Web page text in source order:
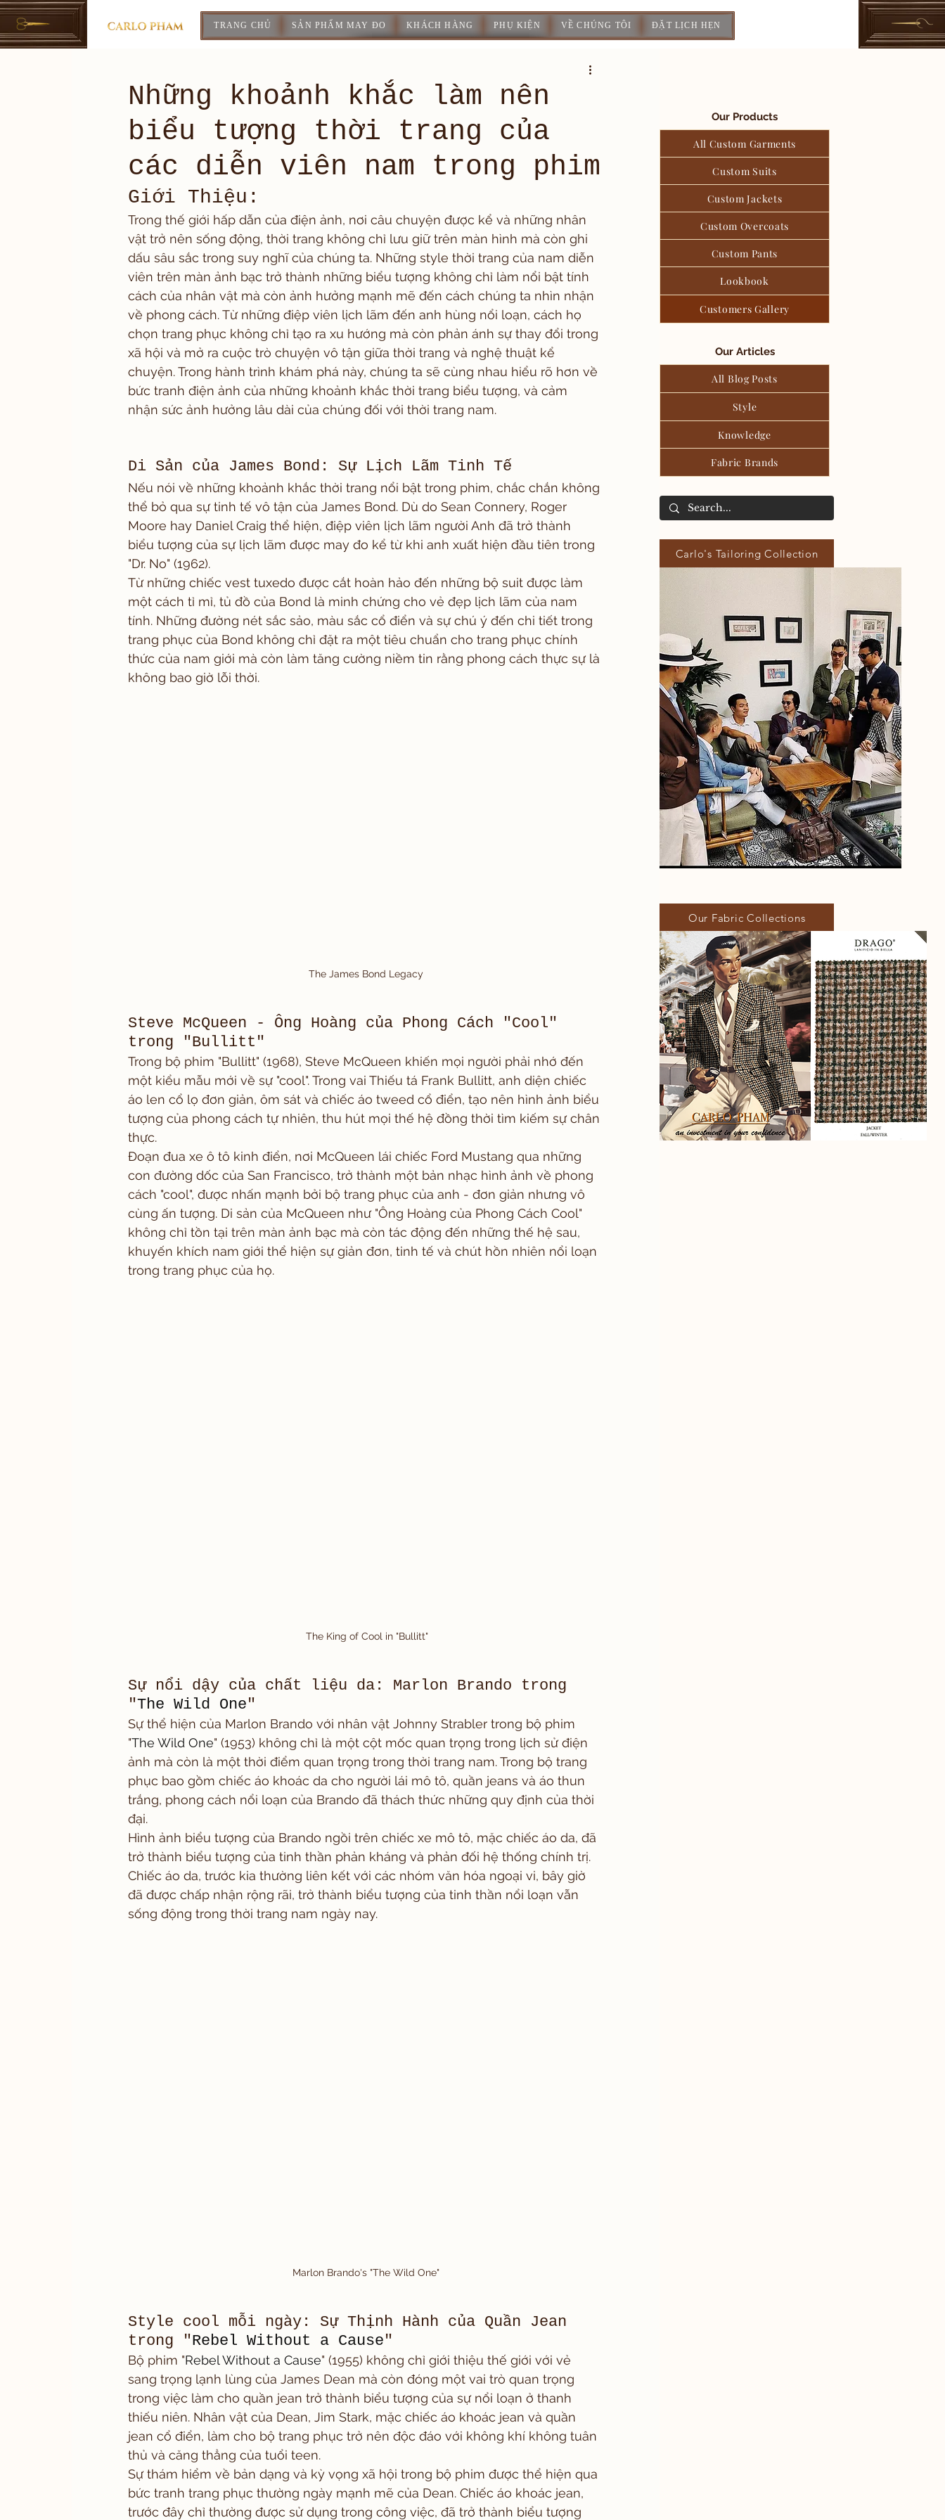
TRANG CHỦ SẢN PHẨM MAY ĐO KHÁCH HÀNG PHỤ KIỆN VỀ CHÚNG TÔI ĐẶT LỊCH HẸN
Những khoảnh khắc làm nên
biểu tượng thời trang của
các diễn viên nam trong phim
Giới Thiệu:
Trong thế giới hấp dẫn của điện ảnh, nơi câu chuyện được kể và những nhân
vật trở nên sống động, thời trang không chỉ lưu giữ trên màn hình mà còn ghi
dấu sâu sắc trong suy nghĩ của chúng ta. Những style thời trang của nam diễn
viên trên màn ảnh bạc trở thành những biểu tượng không chỉ làm nổi bật tính
cách của nhân vật mà còn ảnh hưởng mạnh mẽ đến cách chúng ta nhìn nhận
về phong cách. Từ những điệp viên lịch lãm đến anh hùng nổi loạn, cách họ
chọn trang phục không chỉ tạo ra xu hướng mà còn phản ánh sự thay đổi trong
xã hội và mở ra cuộc trò chuyện vô tận giữa thời trang và nghệ thuật kể
chuyện. Trong hành trình khám phá này, chúng ta sẽ cùng nhau hiểu rõ hơn về
bức tranh điện ảnh của những khoảnh khắc thời trang biểu tượng, và cảm
nhận sức ảnh hưởng lâu dài của chúng đối với thời trang nam.
Di Sản của James Bond: Sự Lịch Lãm Tinh Tế
Nếu nói về những khoảnh khắc thời trang nổi bật trong phim, chắc chắn không
thể bỏ qua sự tinh tế vô tận của James Bond. Dù do Sean Connery, Roger
Moore hay Daniel Craig thể hiện, điệp viên lịch lãm người Anh đã trở thành
biểu tượng của sự lịch lãm được may đo kể từ khi anh xuất hiện đầu tiên trong
"Dr. No" (1962).
Từ những chiếc vest tuxedo được cắt hoàn hảo đến những bộ suit được làm
một cách tỉ mỉ, tủ đồ của Bond là minh chứng cho vẻ đẹp lịch lãm của nam
tính. Những đường nét sắc sảo, màu sắc cổ điển và sự chú ý đến chi tiết trong
trang phục của Bond không chỉ đặt ra một tiêu chuẩn cho trang phục chính
thức của nam giới mà còn làm tăng cường niềm tin rằng phong cách thực sự là
không bao giờ lỗi thời.
The James Bond Legacy
Steve McQueen - Ông Hoàng của Phong Cách "Cool"
trong "Bullitt"
Trong bộ phim "Bullitt" (1968), Steve McQueen khiến mọi người phải nhớ đến
một kiểu mẫu mới về sự "cool". Trong vai Thiếu tá Frank Bullitt, anh diện chiếc
áo len cổ lọ đơn giản, ôm sát và chiếc áo tweed cổ điển, tạo nên hình ảnh biểu
tượng của phong cách tự nhiên, thu hút mọi thế hệ đồng thời tìm kiếm sự chân
thực.
Đoạn đua xe ô tô kinh điển, nơi McQueen lái chiếc Ford Mustang qua những
con đường dốc của San Francisco, trở thành một bản nhạc hình ảnh về phong
cách "cool", được nhấn mạnh bởi bộ trang phục của anh - đơn giản nhưng vô
cùng ấn tượng. Di sản của McQueen như "Ông Hoàng của Phong Cách Cool"
không chỉ tồn tại trên màn ảnh bạc mà còn tác động đến những thế hệ sau,
khuyến khích nam giới thể hiện sự giản đơn, tinh tế và chút hồn nhiên nổi loạn
trong trang phục của họ.
The King of Cool in "Bullitt"
Sự nổi dậy của chất liệu da: Marlon Brando trong
"The Wild One"
Sự thể hiện của Marlon Brando với nhân vật Johnny Strabler trong bộ phim
"The Wild One" (1953) không chỉ là một cột mốc quan trọng trong lịch sử điện
ảnh mà còn là một thời điểm quan trọng trong thời trang nam. Trong bộ trang
phục bao gồm chiếc áo khoác da cho người lái mô tô, quần jeans và áo thun
trắng, phong cách nổi loạn của Brando đã thách thức những quy định của thời
đại.
Hình ảnh biểu tượng của Brando ngồi trên chiếc xe mô tô, mặc chiếc áo da, đã
trở thành biểu tượng của tinh thần phản kháng và phản đối hệ thống chính trị.
Chiếc áo da, trước kia thường liên kết với các nhóm văn hóa ngoại vi, bây giờ
đã được chấp nhận rộng rãi, trở thành biểu tượng của tinh thần nổi loạn vẫn
sống động trong thời trang nam ngày nay.
Marlon Brando's "The Wild One"
Style cool mỗi ngày: Sự Thịnh Hành của Quần Jean
trong "Rebel Without a Cause"
Bộ phim "Rebel Without a Cause" (1955) không chỉ giới thiệu thế giới với vẻ
sang trọng lạnh lùng của James Dean mà còn đóng một vai trò quan trọng
trong việc làm cho quần jean trở thành biểu tượng của sự nổi loạn ở thanh
thiếu niên. Nhân vật của Dean, Jim Stark, mặc chiếc áo khoác jean và quần
jean cổ điển, làm cho bộ trang phục trở nên độc đáo với không khí không tuân
thủ và căng thẳng của tuổi teen.
Sự thám hiểm về bản dạng và kỳ vọng xã hội trong bộ phim được thể hiện qua
bức tranh trang phục thường ngày mạnh mẽ của Dean. Chiếc áo khoác jean,
trước đây chỉ thường được sử dụng trong công việc, đã trở thành biểu tượng
Our Products
All Custom Garments
Custom Suits
Custom Jackets
Custom Overcoats
Custom Pants
Lookbook
Customers Gallery
Our Articles
All Blog Posts
Style
Knowledge
Fabric Brands
Carlo's Tailoring Collection
Our Fabric Collections